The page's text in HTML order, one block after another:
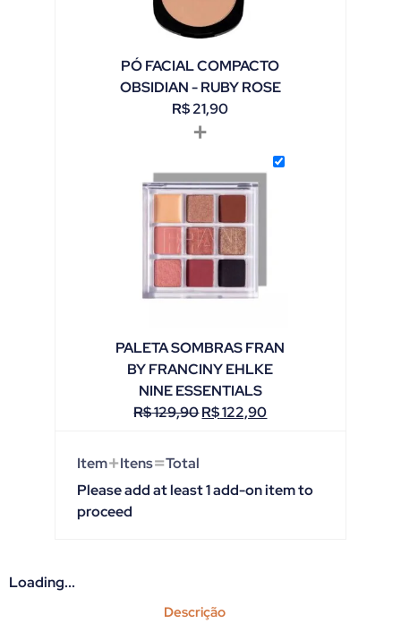
PÓ FACIAL COMPACTO
OBSIDIAN - RUBY ROSE
R$21,90
+
PALETA SOMBRAS FRAN
BY FRANCINY EHLKE
NINE ESSENTIALS
R$129,90R$122,90
Item+Itens=Total
Please add at least 1 add-on item to
proceed
Loading...
Descrição